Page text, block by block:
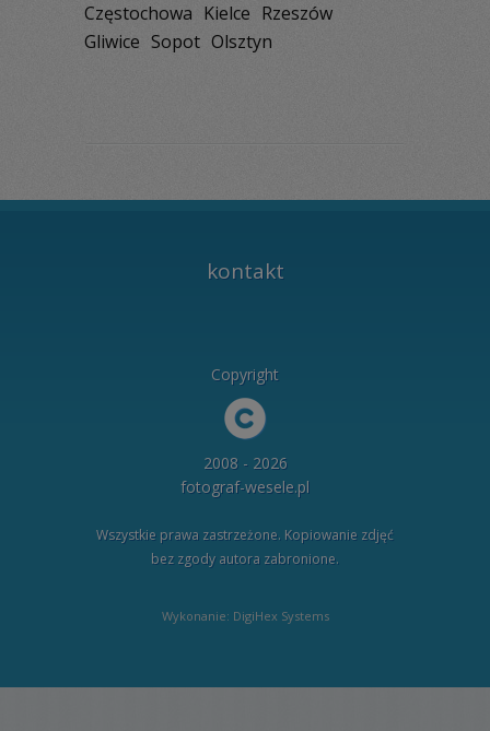
Częstochowa Kielce Rzeszów
Gliwice Sopot Olsztyn
kontakt
Copyright
2008 - 2026
fotograf-wesele.pl
Wszystkie prawa zastrzeżone. Kopiowanie zdjęć
bez zgody autora zabronione.
Wykonanie: DigiHex Systems